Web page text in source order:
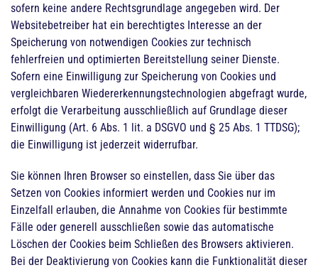
sofern keine andere Rechtsgrundlage angegeben wird. Der
Websitebetreiber hat ein berechtigtes Interesse an der
Speicherung von notwendigen Cookies zur technisch
fehlerfreien und optimierten Bereitstellung seiner Dienste.
Sofern eine Einwilligung zur Speicherung von Cookies und
vergleichbaren Wiedererkennungstechnologien abgefragt wurde,
erfolgt die Verarbeitung ausschließlich auf Grundlage dieser
Einwilligung (Art. 6 Abs. 1 lit. a DSGVO und § 25 Abs. 1 TTDSG);
die Einwilligung ist jederzeit widerrufbar.
Sie können Ihren Browser so einstellen, dass Sie über das
Setzen von Cookies informiert werden und Cookies nur im
Einzelfall erlauben, die Annahme von Cookies für bestimmte
Fälle oder generell ausschließen sowie das automatische
Löschen der Cookies beim Schließen des Browsers aktivieren.
Bei der Deaktivierung von Cookies kann die Funktionalität dieser